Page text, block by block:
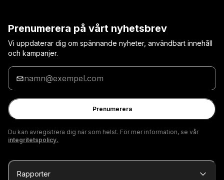
Prenumerera på vårt nyhetsbrev
Vi uppdaterar dig om spännande nyheter, användbart innehåll
och kampanjer.
Ange
din
e-
postadress
Prenumerera
Du kan avregistrera dig när som helst. För mer information, se vår
integritetspolicy.
Rapporter